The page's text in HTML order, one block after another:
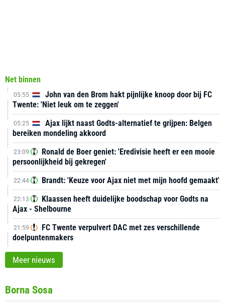
Net binnen
05:55
John van den Brom hakt pijnlijke knoop door bij FC
Twente: 'Niet leuk om te zeggen'
05:25
Ajax lijkt naast Godts-alternatief te grijpen: Belgen
bereiken mondeling akkoord
23:09
Ronald de Boer geniet: 'Eredivisie heeft er een mooie
persoonlijkheid bij gekregen'
22:44 Brandt: 'Keuze voor Ajax niet met mijn hoofd gemaakt'
22:13
Klaassen heeft duidelijke boodschap voor Godts na
Ajax - Shelbourne
21:59
FC Twente verpulvert DAC met zes verschillende
doelpuntenmakers
Meer nieuws
Borna Sosa